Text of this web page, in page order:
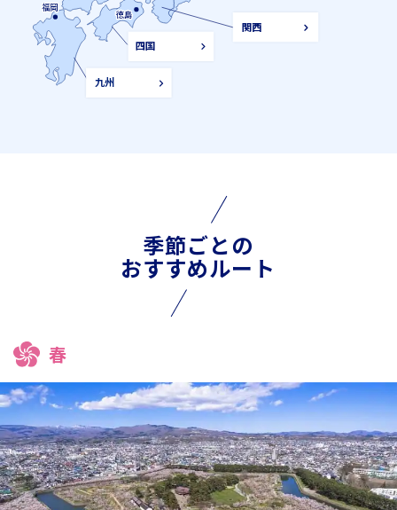
福岡
福岡
徳島
徳島
関西
四国
九州
季節ごとの
おすすめルート
春